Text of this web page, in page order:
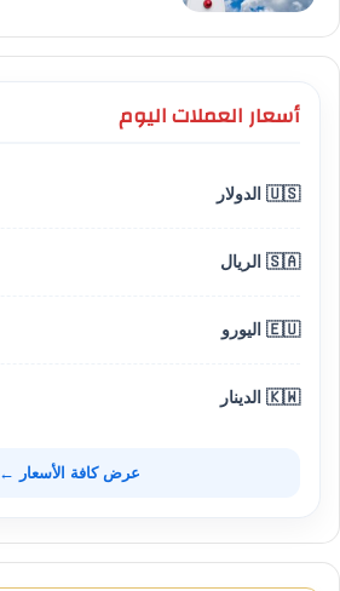
أسعار العملات اليوم
🇺🇸 الدولار
🇸🇦 الريال
🇪🇺 اليورو
🇰🇼 الدينار
عرض كافة الأسعار ←